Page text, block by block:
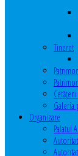
Tineret
Organizare
Palatul